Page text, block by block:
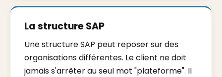
La structure SAP
Une structure SAP peut reposer sur des
organisations différentes. Le client ne doit
jamais s'arrêter au seul mot "plateforme". Il